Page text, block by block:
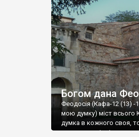
Богом дана
Феодосія (Кафа-12 (13) -
мою думку) міст всього
думка в кожного своя,
запрошую відвідати це